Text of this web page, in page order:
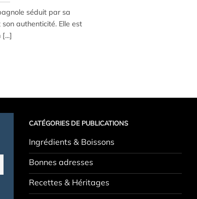
séduit par sa
authenticité. Elle est
[...]
CATÉGORIES DE PUBLICATIONS
Ingrédients & Boissons
Bonnes adresses
Recettes & Héritages